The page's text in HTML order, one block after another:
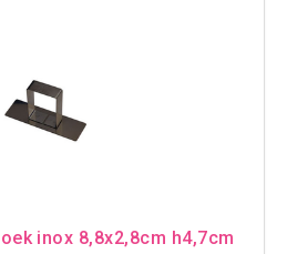
inox 8,8x2,8cm h4,7cm